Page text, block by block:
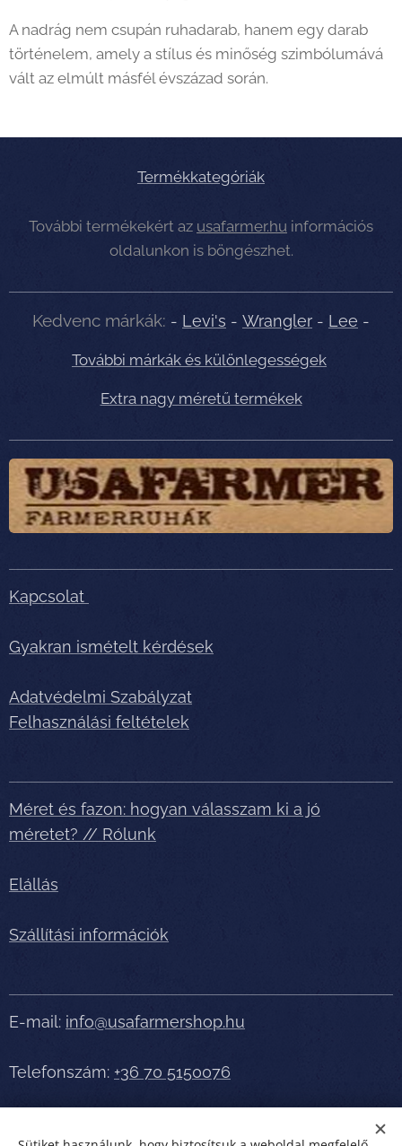
A nadrág nem csupán ruhadarab, hanem egy darab
történelem, amely a stílus és minőség szimbólumává
vált az elmúlt másfél évszázad során.
Termékkategóriák
További termékekért az usafarmer.hu információs
oldalunkon is böngészhet.
Kedvenc márkák: - Levi's - Wrangler - Lee -
További márkák és különlegességek
Extra nagy méretű termékek
Kapcsolat
Gyakran ismételt kérdések
Adatvédelmi Szabályzat
Felhasználási feltételek
Méret és fazon: hogyan válasszam ki a jó
méretet? // Rólunk
Elállás
Szállítási információk
E-mail: info@usafarmershop.hu
Telefonszám: +36 70 5150076
Részletes tájékoztatásért, segítségért telefonáljon